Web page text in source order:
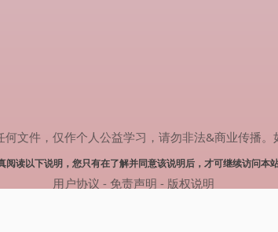
文件，仅作个人公益学习，请勿非法&商业传播
阅读以下说明，您只有在了解并同意该说明后，才可继续访问本站
用户协议 - 免责声明 - 版权说明